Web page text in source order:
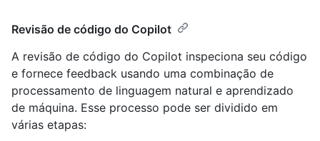
Revisão de código do Copilot
A revisão de código do Copilot inspeciona seu código
e fornece feedback usando uma combinação de
processamento de linguagem natural e aprendizado
de máquina. Esse processo pode ser dividido em
várias etapas: